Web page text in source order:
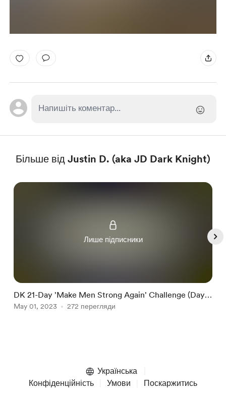
Більше від Justin D. (aka JD Dark Knight)
Лише підписники
DK 21-Day 'Make Men Strong Again' Challenge (Day
9): Sex Hormone Module Introduction
May 01, 2023 272 перегляди
Українська
Конфіденційність
Умови Поскаржитись